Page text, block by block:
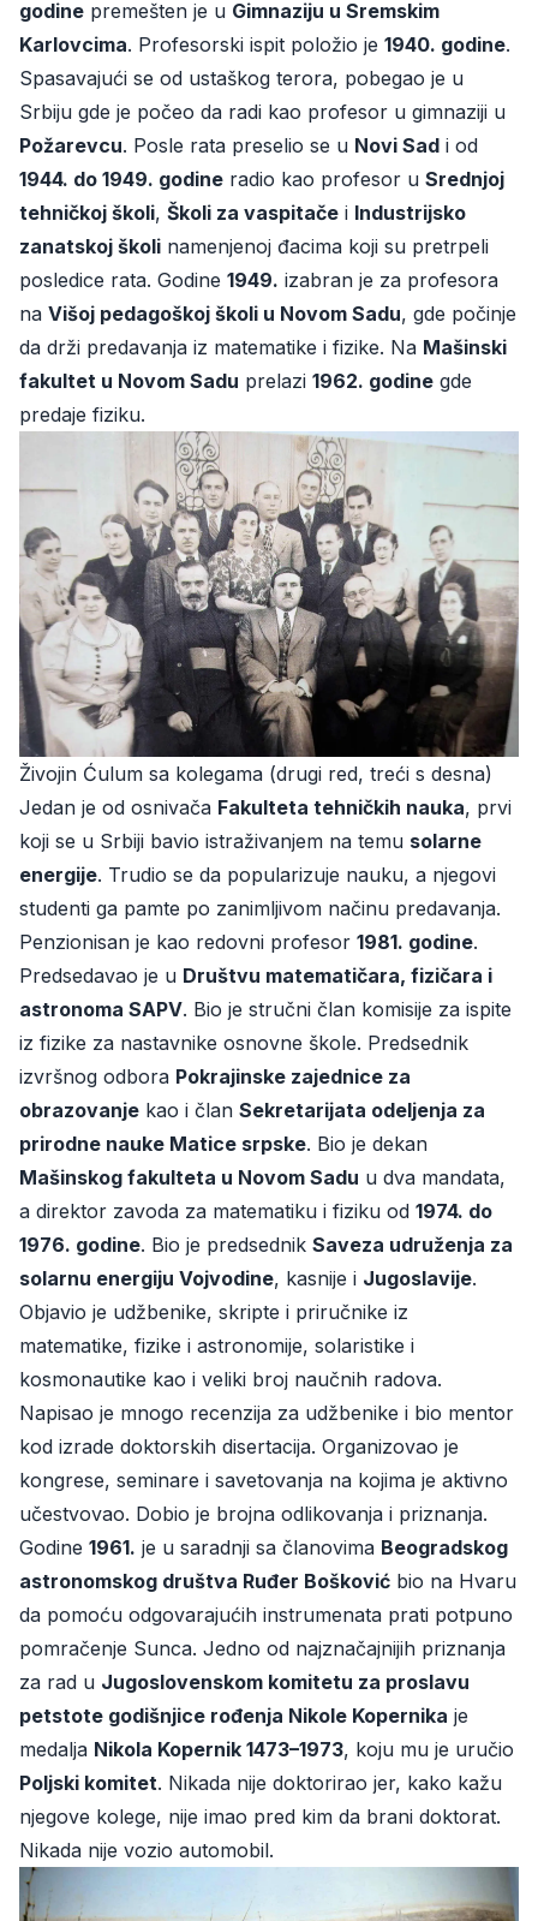
godine premešten je u Gimnaziju u Sremskim
Karlovcima. Profesorski ispit položio je 1940. godine.
Spasavajući se od ustaškog terora, pobegao je u
Srbiju gde je počeo da radi kao profesor u gimnaziji u
Požarevcu. Posle rata preselio se u Novi Sad i od
1944. do 1949. godine radio kao profesor u Srednjoj
tehničkoj školi, Školi za vaspitače i Industrijsko
zanatskoj školi namenjenoj đacima koji su pretrpeli
posledice rata. Godine 1949. izabran je za profesora
na Višoj pedagoškoj školi u Novom Sadu, gde počinje
da drži predavanja iz matematike i fizike. Na Mašinski
fakultet u Novom Sadu prelazi 1962. godine gde
predaje fiziku.
Živojin Ćulum sa kolegama (drugi red, treći s desna)
Jedan je od osnivača Fakulteta tehničkih nauka, prvi
koji se u Srbiji bavio istraživanjem na temu solarne
energije. Trudio se da popularizuje nauku, a njegovi
studenti ga pamte po zanimljivom načinu predavanja.
Penzionisan je kao redovni profesor 1981. godine.
Predsedavao je u Društvu matematičara, fizičara i
astronoma SAPV. Bio je stručni član komisije za ispite
iz fizike za nastavnike osnovne škole. Predsednik
izvršnog odbora Pokrajinske zajednice za
obrazovanje kao i član Sekretarijata odeljenja za
prirodne nauke Matice srpske. Bio je dekan
Mašinskog fakulteta u Novom Sadu u dva mandata,
a direktor zavoda za matematiku i fiziku od 1974. do
1976. godine. Bio je predsednik Saveza udruženja za
solarnu energiju Vojvodine, kasnije i Jugoslavije.
Objavio je udžbenike, skripte i priručnike iz
matematike, fizike i astronomije, solaristike i
kosmonautike kao i veliki broj naučnih radova.
Napisao je mnogo recenzija za udžbenike i bio mentor
kod izrade doktorskih disertacija. Organizovao je
kongrese, seminare i savetovanja na kojima je aktivno
učestvovao. Dobio je brojna odlikovanja i priznanja.
Godine 1961. je u saradnji sa članovima Beogradskog
astronomskog društva Ruđer Bošković bio na Hvaru
da pomoću odgovarajućih instrumenata prati potpuno
pomračenje Sunca. Jedno od najznačajnijih priznanja
za rad u Jugoslovenskom komitetu za proslavu
petstote godišnjice rođenja Nikole Kopernika je
medalja Nikola Kopernik 1473–1973, koju mu je uručio
Poljski komitet. Nikada nije doktorirao jer, kako kažu
njegove kolege, nije imao pred kim da brani doktorat.
Nikada nije vozio automobil.